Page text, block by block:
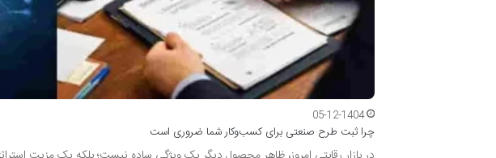
05-12-1404
چرا ثبت طرح صنعتی برای کسب‌وکار شما ضروری است